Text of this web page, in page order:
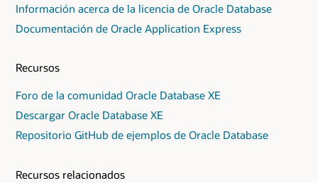
Información acerca de la licencia de Oracle Database
Documentación de Oracle Application Express
Recursos
Foro de la comunidad Oracle Database XE
Descargar Oracle Database XE
Repositorio GitHub de ejemplos de Oracle Database
Recursos relacionados